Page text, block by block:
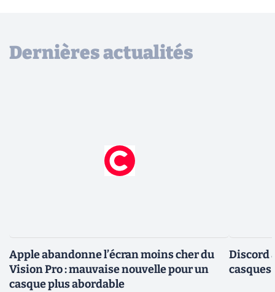
Dernières actualités
Apple abandonne l’écran moins cher du
Vision Pro : mauvaise nouvelle pour un
casque plus abordable
Discord
casques